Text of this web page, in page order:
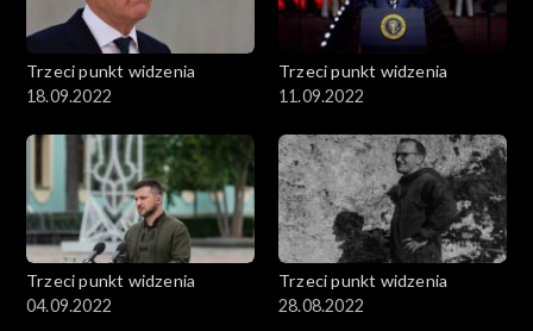
Trzeci punkt widzenia
18.09.2022
Trzeci punkt widzenia
11.09.2022
Trzeci punkt widzenia
04.09.2022
Trzeci punkt widzenia
28.08.2022